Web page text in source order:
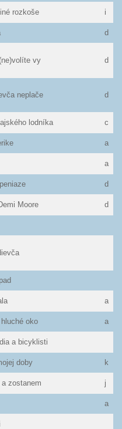
rozkoše i
d
vy d
neplače d
lodníka c
a
a
d
Moore d
a
oko a
a bicyklisti
doby k
zostanem j
a